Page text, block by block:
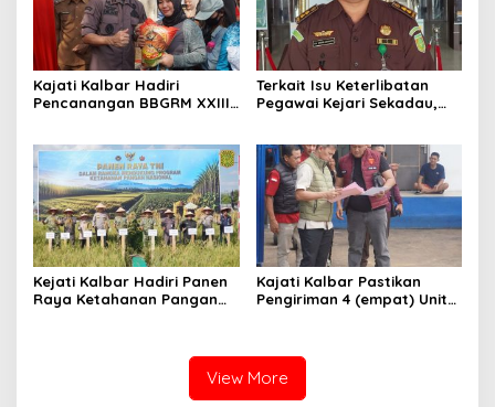
Kajati Kalbar Hadiri
Pencanangan BBGRM XXIII,
Kalimantan Barat Tahun
2026
Terkait Isu Keterlibatan
Pegawai Kejari Sekadau,
Secara Obyektif
Kejati Kalbar Hadiri Panen
Raya Ketahanan Pangan
Kajati Kalbar Pastikan
Pengiriman 4 (empat) Unit
View More